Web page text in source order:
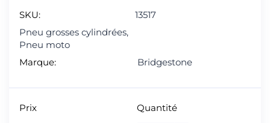
SKU:
13517
Pneu grosses cylindrées,
Pneu moto
Marque:
Bridgestone
Prix
Quantité